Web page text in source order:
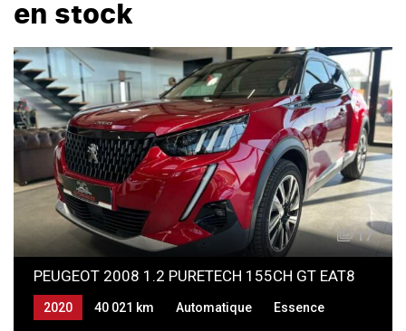
en stock
17
PEUGEOT 2008 1.2 PURETECH 155CH GT EAT8
2020 40 021 km Automatique Essence